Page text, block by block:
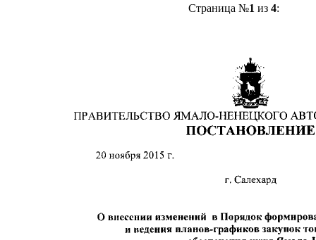
Страница №1 из 4: